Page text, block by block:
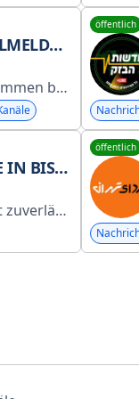
und Videos der Region!
öffentlich
werden gelöscht.
öffentlich